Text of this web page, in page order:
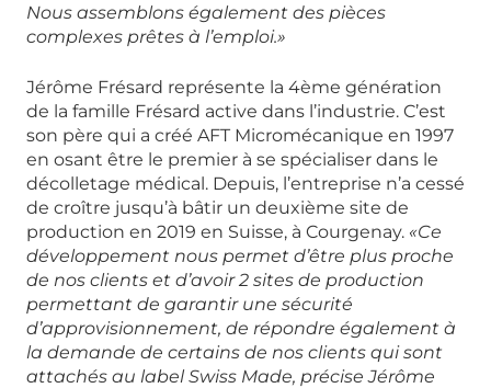
Nous assemblons également des pièces
complexes prêtes à l’emploi.»
Jérôme Frésard représente la 4ème génération
de la famille Frésard active dans l’industrie. C’est
son père qui a créé AFT Micromécanique en 1997
en osant être le premier à se spécialiser dans le
décolletage médical. Depuis, l’entreprise n’a cessé
de croître jusqu’à bâtir un deuxième site de
production en 2019 en Suisse, à Courgenay. «Ce
développement nous permet d’être plus proche
de nos clients et d’avoir 2 sites de production
permettant de garantir une sécurité
d’approvisionnement, de répondre également à
la demande de certains de nos clients qui sont
attachés au label Swiss Made, précise Jérôme